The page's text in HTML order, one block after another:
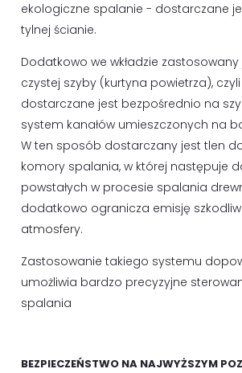
ekologiczne spalanie - dostarczane
tylnej ścianie.
Dodatkowo we wkładzie
czystej szyby (kurtyna powietrza),
dostarczane jest bezpośrednio na
system kanałów umieszczonych na
W ten sposób dostarczany jest tlen
komory spalania, w której następuje
powstałych w procesie spalania
dodatkowo ogranicza emisję
atmosfery.
Zastosowanie takiego systemu
umożliwia bardzo precyzyjne
spalania
BEZPIECZEŃSTWO NA NAJWYŻSZYM